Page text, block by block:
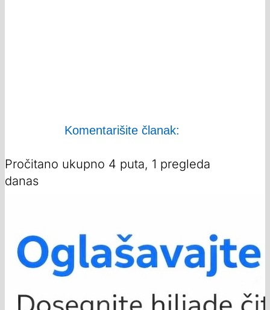
Komentarišite članak:
Pročitano ukupno 4 puta, 1 pregleda
danas